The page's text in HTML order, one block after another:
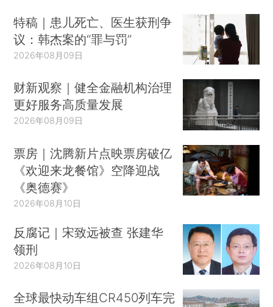
特稿｜患儿死亡、医生获刑争
议：韩杰案的“罪与罚”
2026年08月09日
财新观察｜健全金融机构治理
更好服务高质量发展
2026年08月09日
票房｜沈腾新片点映票房破亿
《欢迎来龙餐馆》空降迎战
《奥德赛》
2026年08月10日
反腐记｜宋致远被查 张建华
领刑
2026年08月10日
全球最快动车组CR450列车完